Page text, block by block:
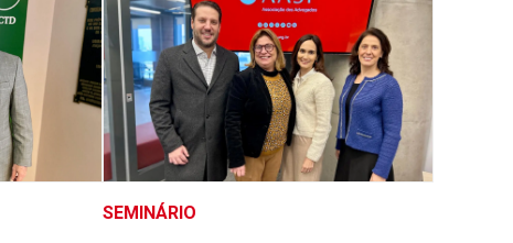
SEMINÁRIO